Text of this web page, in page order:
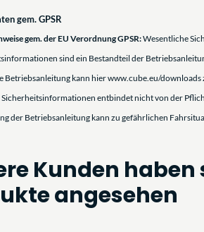
gem. GPSR
gem. der EU Verordnung GPSR:Wesentliche
sind ein Bestandteil der
Betriebsanleitung kann hier www.cube.eu/downloads
Sicherheitsinformationen entbindet nicht von der
der Betriebsanleitung kann zu gefährlichen
der bestimmungsgemäßen Verwendung kann
Kunden
angesehen